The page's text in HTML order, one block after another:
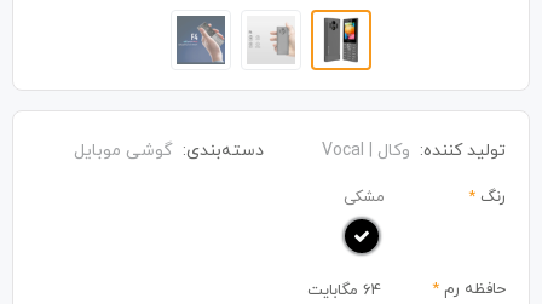
تولید کننده: وکال | Vocal دسته‌بندی: گوشی موبایل
رنگ * مشکی
حافظه رم *
64 مگابایت